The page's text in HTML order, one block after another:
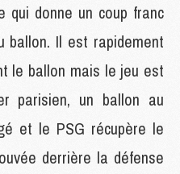
qui donne un coup franc
ballon. Il est rapidement
le ballon mais le jeu est
parisien, un ballon au
et le PSG récupère le
derrière la défense